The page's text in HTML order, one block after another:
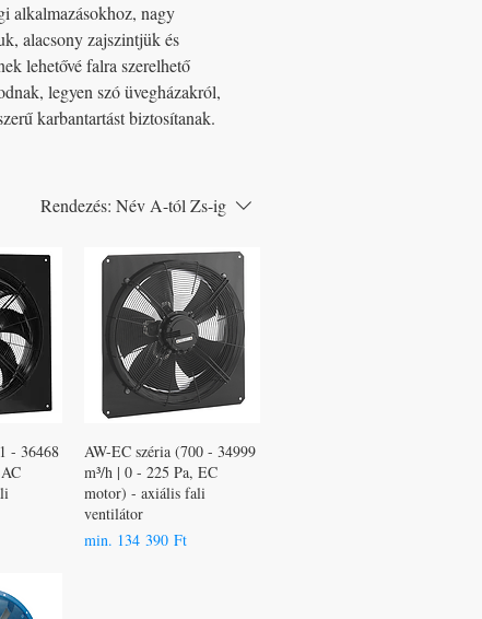
alkalmazásokhoz, nagy
alacsony zajszintjük és
lehetővé falra szerelhető
legyen szó üvegházakról,
karbantartást biztosítanak.
Rendezés: Név A-tól Zs-ig
- 36468
AW-EC széria (700 - 34999
m³/h | 0 - 225 Pa, EC
motor) - axiális fali
ventilátor
min. 134 390 Ft
Akciós ár